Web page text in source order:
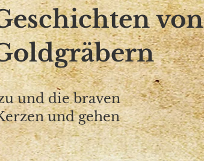
von
und die braven
und gehen